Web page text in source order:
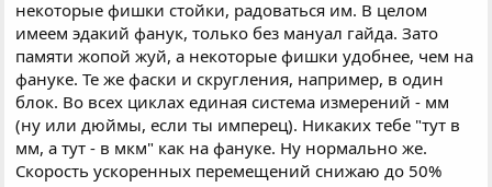
некоторые фишки стойки, радоваться им. В целом
имеем эдакий фанук, только без мануал гайда. Зато
памяти жопой жуй, а некоторые фишки удобнее, чем на
фануке. Те же фаски и скругления, например, в один
блок. Во всех циклах единая система измерений - мм
(ну или дюймы, если ты имперец). Никаких тебе "тут в
мм, а тут - в мкм" как на фануке. Ну нормально же.
Скорость ускоренных перемещений снижаю до 50%